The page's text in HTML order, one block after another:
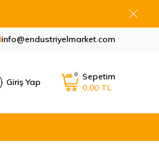
info@endustriyelmarket.com
Giriş Yap
0
Sepetim
0,00 TL